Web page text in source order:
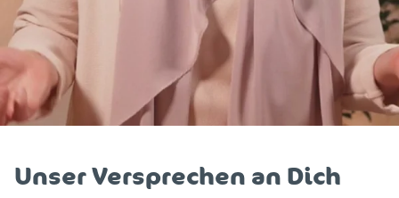
Unser Versprechen an Dich